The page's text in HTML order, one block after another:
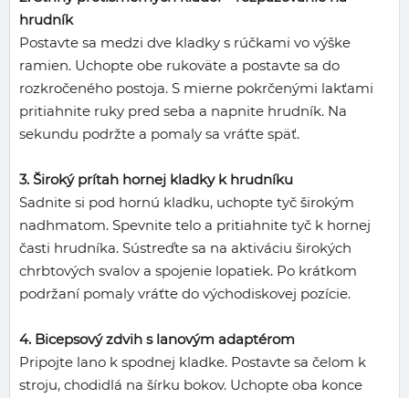
hrudník
Postavte sa medzi dve kladky s rúčkami vo výške
ramien. Uchopte obe rukoväte a postavte sa do
rozkročeného postoja. S mierne pokrčenými lakťami
pritiahnite ruky pred seba a napnite hrudník. Na
sekundu podržte a pomaly sa vráťte späť.
3. Široký prítah hornej kladky k hrudníku
Sadnite si pod hornú kladku, uchopte tyč širokým
nadhmatom. Spevnite telo a pritiahnite tyč k hornej
časti hrudníka. Sústreďte sa na aktiváciu širokých
chrbtových svalov a spojenie lopatiek. Po krátkom
podržaní pomaly vráťte do východiskovej pozície.
4. Bicepsový zdvih s lanovým adaptérom
Pripojte lano k spodnej kladke. Postavte sa čelom k
stroju, chodidlá na šírku bokov. Uchopte oba konce